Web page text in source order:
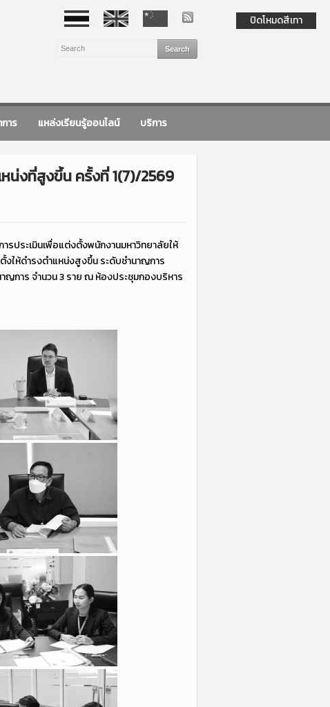
าร แหล่งเรียนรู้ออนไลน์ บริการ
น่งที่สูงขึ้น ครั้งที่ 1(7)/2569
รประเมินเพื่อแต่งตั้งพนักงานมหาวิทยาลัยให้
ให้ดำรงตำแหน่งสูงขึ้น ระดับชำนาญการ
ญการ จำนวน 3 ราย ณ ห้องประชุมกองบริหาร
ปิดโหมดสีเทา